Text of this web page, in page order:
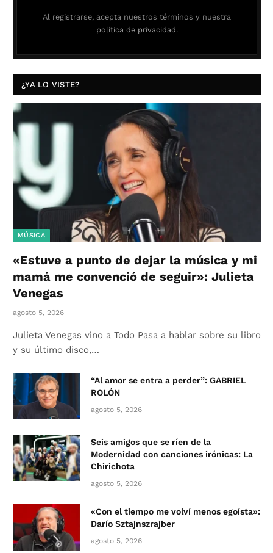
Al registrarse, acepta nuestros términos y nuestra
política de privacidad.
¿YA LO VISTE?
MÚSICA
«Estuve a punto de dejar la música y mi
mamá me convenció de seguir»: Julieta
Venegas
agosto 5, 2026
Julieta Venegas vino a Todo Pasa a hablar sobre su libro
y su último disco,…
“Al amor se entra a perder”: GABRIEL
ROLÓN
agosto 5, 2026
Seis amigos que se ríen de la
Modernidad con canciones irónicas: La
Chirichota
agosto 5, 2026
«Con el tiempo me volví menos egoísta»:
Darío Sztajnszrajber
agosto 5, 2026